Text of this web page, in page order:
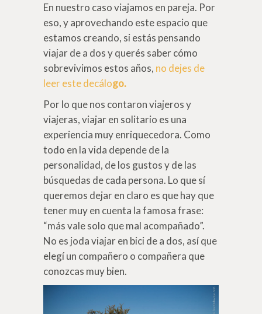
En nuestro caso viajamos en pareja. Por
eso, y aprovechando este espacio que
estamos creando, si estás pensando
viajar de a dos y querés saber cómo
sobrevivimos estos años, no dejes de
leer este decálogo.
Por lo que nos contaron viajeros y
viajeras, viajar en solitario es una
experiencia muy enriquecedora. Como
todo en la vida depende de la
personalidad, de los gustos y de las
búsquedas de cada persona. Lo que sí
queremos dejar en claro es que hay que
tener muy en cuenta la famosa frase:
“más vale solo que mal acompañado”.
No es joda viajar en bici de a dos, así que
elegí un compañero o compañera que
conozcas muy bien.